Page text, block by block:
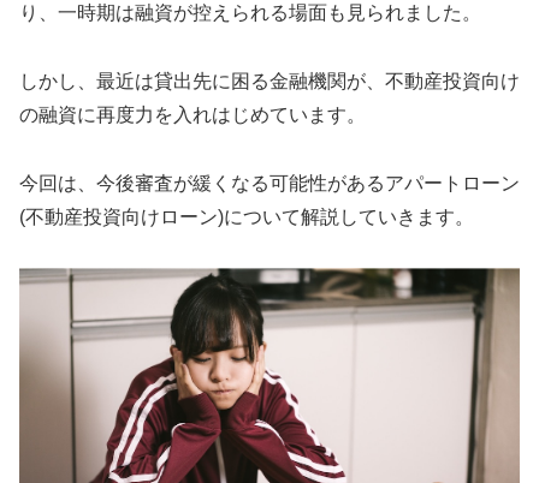
り、一時期は融資が控えられる場面も見られました。
しかし、最近は貸出先に困る金融機関が、不動産投資向け
の融資に再度力を入れはじめています。
今回は、今後審査が緩くなる可能性があるアパートローン
(不動産投資向けローン)について解説していきます。